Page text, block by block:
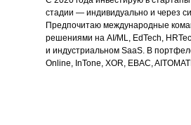
стадии — индивидуально и через
Предпочитаю международные
решениями на AI/ML, EdTech,
и индустриальном SaaS. В
Online, InTone, XOR, EBAC,